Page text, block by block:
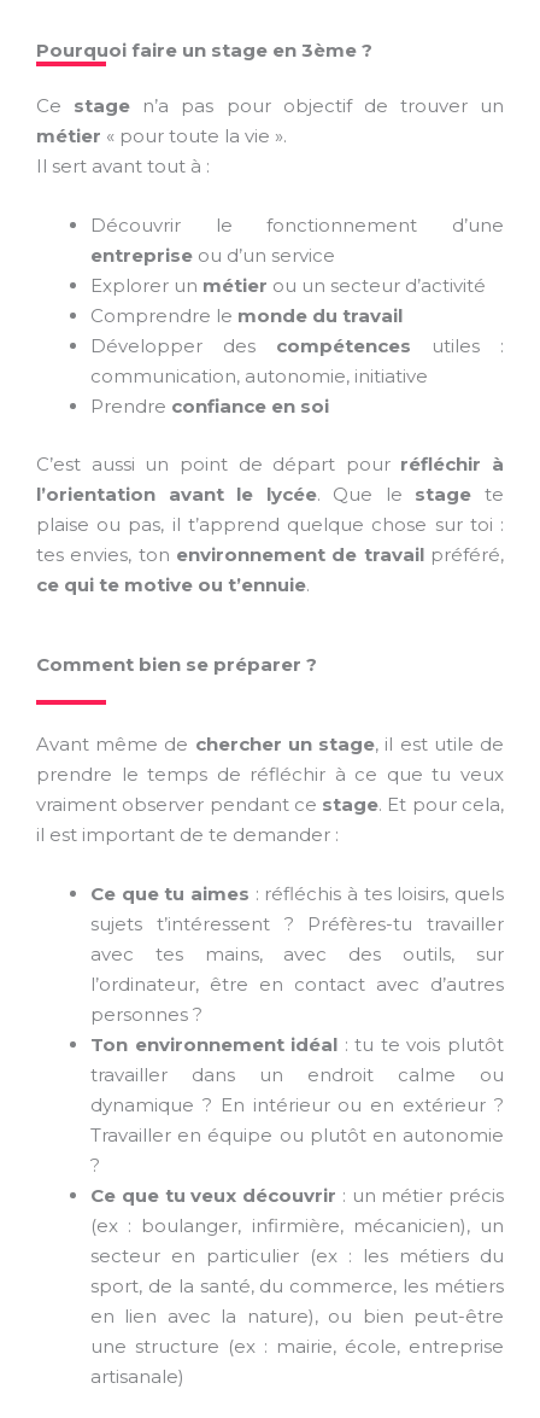
Pourquoi faire un stage en 3ème ?
Ce stage n’a pas pour objectif de trouver un
métier « pour toute la vie ».
Il sert avant tout à :
Découvrir le fonctionnement d’une
entreprise ou d’un service
Explorer un métier ou un secteur d’activité
Comprendre le monde du travail
Développer des compétences utiles :
communication, autonomie, initiative
Prendre confiance en soi
C’est aussi un point de départ pour réfléchir à
l’orientation avant le lycée. Que le stage te
plaise ou pas, il t’apprend quelque chose sur toi :
tes envies, ton environnement de travailpréféré,
ce qui te motive ou t’ennuie.
Comment bien se préparer ?
Avant même de chercher un stage, il est utile de
prendre le temps de réfléchir à ce que tu veux
vraiment observer pendant ce stage. Et pour cela,
il est important de te demander :
Ce que tu aimes : réfléchis à tes loisirs, quels
sujets t’intéressent ? Préfères-tu travailler
avec tes mains, avec des outils, sur
l’ordinateur, être en contact avec d’autres
personnes ?
Ton environnement idéal : tu te vois plutôt
travailler dans un endroit calme ou
dynamique ? En intérieur ou en extérieur ?
Travailler en équipe ou plutôt en autonomie
?
Ce que tu veux découvrir : un métier précis
(ex : boulanger, infirmière, mécanicien), un
secteur en particulier (ex : les métiers du
sport, de la santé, du commerce, les métiers
en lien avec la nature), ou bien peut-être
une structure (ex : mairie, école, entreprise
artisanale)